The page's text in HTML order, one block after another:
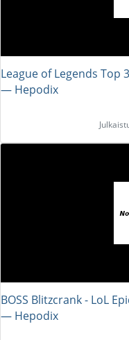
League of Legends Top
― Hepodix
BOSS Blitzcrank - LoL
― Hepodix